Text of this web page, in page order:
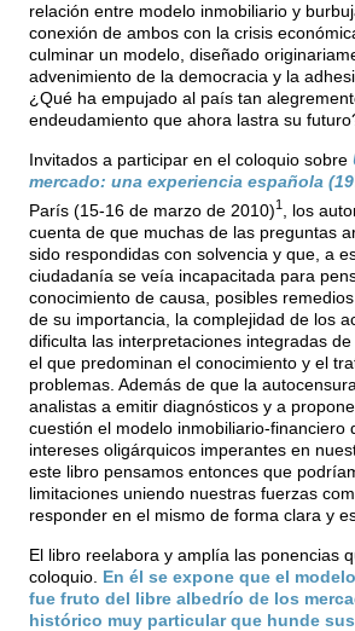
relación entre modelo inmobiliario y
conexión de ambos con la crisis
culminar un modelo, diseñado
advenimiento de la democracia y la
¿Qué ha empujado al país tan
endeudamiento que ahora lastra su
Invitados a participar en el coloquio sobre
mercado: una experiencia española
París (15-16 de marzo de 2010)1, los
cuenta de que muchas de las preguntas
sido respondidas con solvencia y que, a
ciudadanía se veía incapacitada para
conocimiento de causa, posibles
de su importancia, la complejidad de los
dificulta las interpretaciones integradas
el que predominan el conocimiento y el
problemas. Además de que la
analistas a emitir diagnósticos y a
cuestión el modelo inmobiliario-financiero
intereses oligárquicos imperantes en
este libro pensamos entonces que
limitaciones uniendo nuestras fuerzas
responder en el mismo de forma clara y
El libro reelabora y amplía las ponencias
coloquio. En él se expone que el
fue fruto del libre albedrío de los
histórico muy particular que hunde